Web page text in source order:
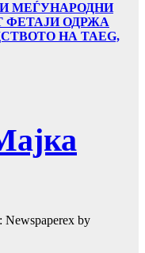
МЕЃУНАРОДНИ
ФЕТАЈИ ОДРЖА
НА TAEG,
Newspaperex by